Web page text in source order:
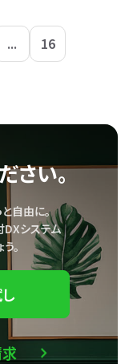
... 16
さい。
自由に。
DXシステム
。